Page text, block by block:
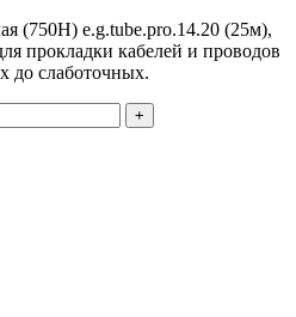
(750Н) e.g.tube.pro.14.20 (25м),
прокладки кабелей и проводов
до слаботочных.
+